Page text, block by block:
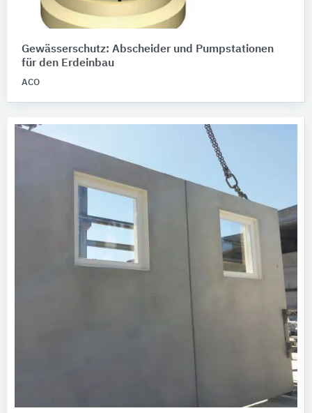
Gewässerschutz: Abscheider und Pumpstationen
für den Erdeinbau
ACO